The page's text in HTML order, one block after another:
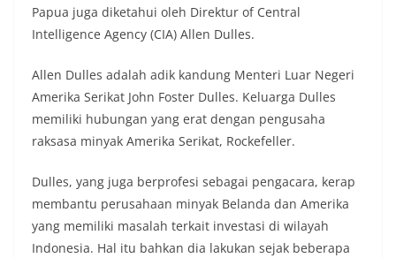
Papua juga diketahui oleh Direktur of Central
Intelligence Agency (CIA) Allen Dulles.
Allen Dulles adalah adik kandung Menteri Luar Negeri
Amerika Serikat John Foster Dulles. Keluarga Dulles
memiliki hubungan yang erat dengan pengusaha
raksasa minyak Amerika Serikat, Rockefeller.
Dulles, yang juga berprofesi sebagai pengacara, kerap
membantu perusahaan minyak Belanda dan Amerika
yang memiliki masalah terkait investasi di wilayah
Indonesia. Hal itu bahkan dia lakukan sejak beberapa